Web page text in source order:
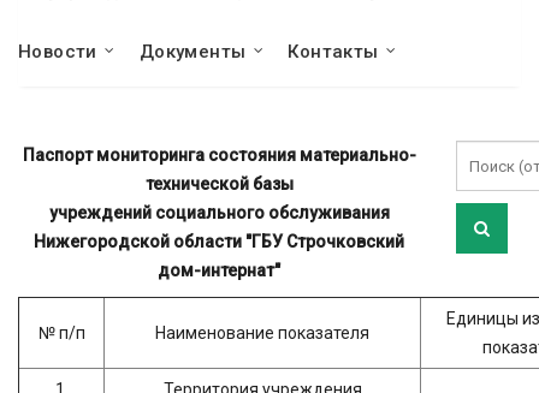
Новости Документы Контакты
Паспорт мониторинга состояния материально-
технической базы
учреждений социального обслуживания
Нижегородской области "ГБУ Строчковский
дом-интернат"
№ п/п Наименование показателя
Единицы